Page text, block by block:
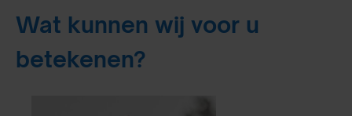
Wat kunnen wij voor u
betekenen?